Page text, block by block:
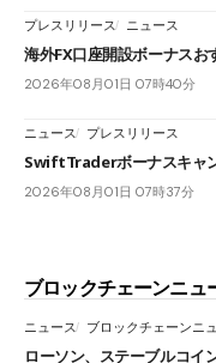
プレスリリース ニュース
海外FX口座開設ボーナスお
2026年08月01日 07時40分
ニュース プレスリリース
SwiftTraderボーナスキャ
2026年08月01日 07時37分
ブロックチェーンニュ
ニュース ブロックチェーンニ
ローソン、ステーブルコイ